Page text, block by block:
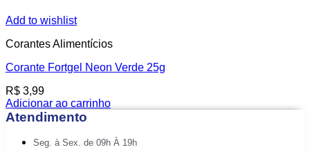
Add to wishlist
Corantes Alimentícios
Corante Fortgel Neon Verde 25g
R$ 3,99
Adicionar ao carrinho
Atendimento
Seg. à Sex. de 09h À 19h